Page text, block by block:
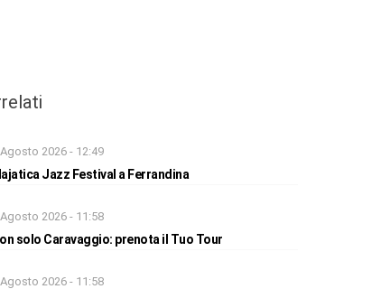
2026 - 12:49
Jazz Festival a Ferrandina
2026 - 11:58
solo Caravaggio: prenota il Tuo Tour
2026 - 11:58